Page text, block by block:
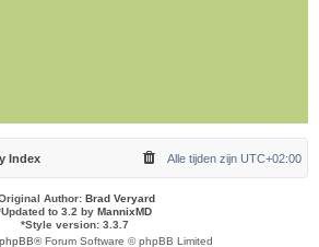
Index Alle tijden zijn UTC+02:00
Author: Brad Veryard
Updated to 3.2 by MannixMD
*Style version: 3.3.7
phpBB® Forum Software © phpBB Limited